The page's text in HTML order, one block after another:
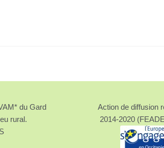
du Gard
rural.
Action de diffusion
2014-2020